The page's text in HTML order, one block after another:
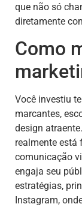
que não só
diretamente
Como
Você investiu
marcantes,
design
realmente está
comunicação
engaja seu
estratégias,
Instagram,